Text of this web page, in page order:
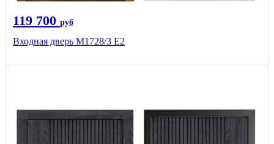
119 700 руб
Входная дверь М1728/3 Е2